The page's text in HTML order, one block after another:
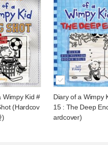
Wimpy Kid #
(Hardcov
)
Diary of a Wimpy
15 : The Deep
ardcover)